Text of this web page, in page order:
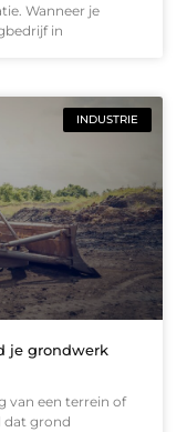
Wanneer je
in
INDUSTRIE
je grondwerk
van een terrein of
dat grond